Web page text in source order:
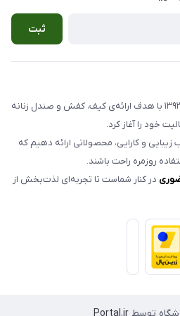
ثبت
از سال ۱۳۹۲ با هدف ارائه‌ی کیف، کفش و صندل زنانه
خود را آغاز کرد.
زیبایی و کارایی، محصولاتی ارائه دهیم که
روزمره راحت باشند.
در کنار شماست تا تجربه‌ای لذت‌بخش از